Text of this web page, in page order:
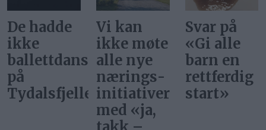
Vi kan
ikke møte
alle nye
nærings­
initiativer
Svar på
«Gi alle
barn en
rettferdig
start»
Ønsker vi
at
bor i
Norge?